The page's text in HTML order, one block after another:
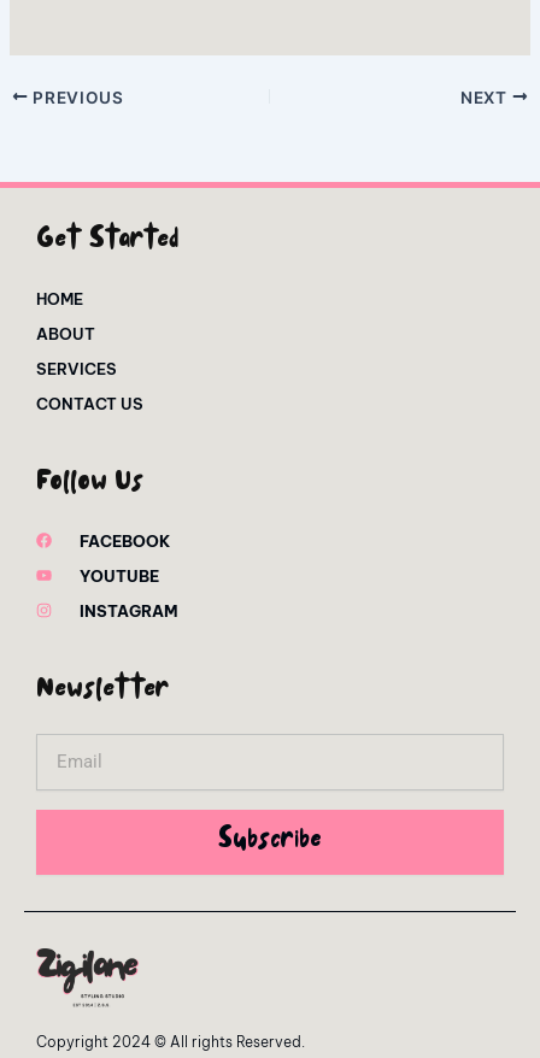
PREVIOUS NEXT
Get Started
HOME
ABOUT
SERVICES
CONTACT US
Follow Us
FACEBOOK
YOUTUBE
INSTAGRAM
Newsletter
Subscribe
Copyright 2024 © All rights Reserved.